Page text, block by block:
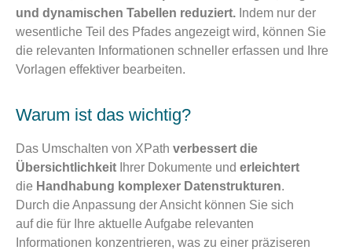
und dynamischen Tabellen reduziert. Indem nur der
wesentliche Teil des Pfades angezeigt wird, können Sie
die relevanten Informationen schneller erfassen und Ihre
Vorlagen effektiver bearbeiten.
Warum ist das wichtig?
Das Umschalten von XPath verbessert die
Übersichtlichkeit Ihrer Dokumente und erleichtert
die Handhabung komplexer Datenstrukturen.
Durch die Anpassung der Ansicht können Sie sich
auf die für Ihre aktuelle Aufgabe relevanten
Informationen konzentrieren, was zu einer präziseren